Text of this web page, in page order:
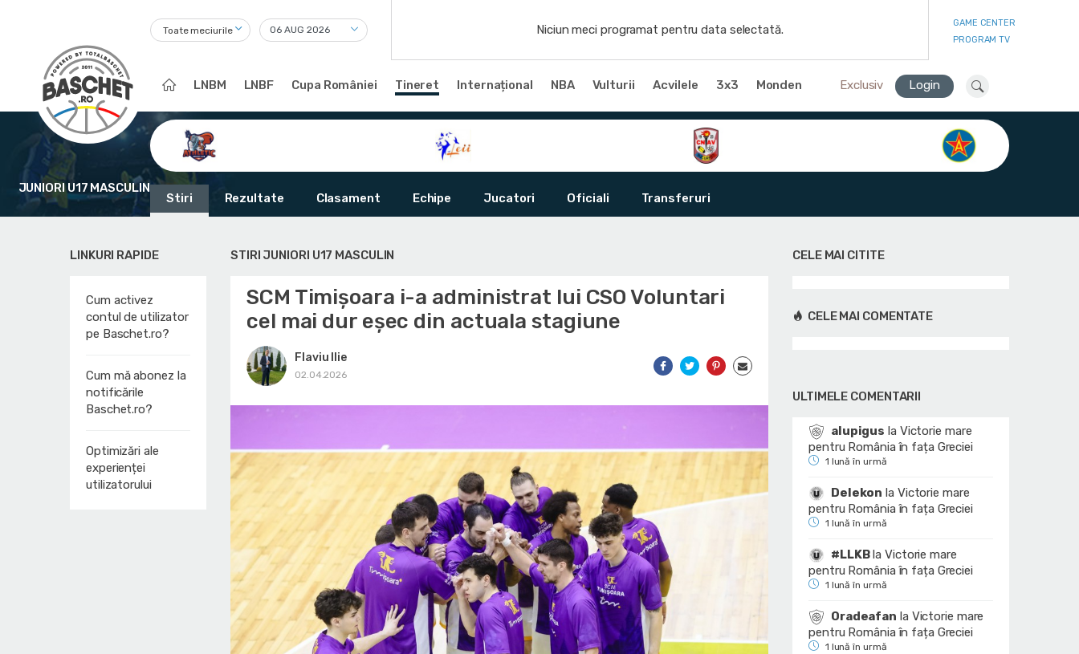
Toate meciurile Niciun meci programat pentru data selectată.
GAME CENTER
PROGRAM TV
LNBM LNBF Cupa României Tineret Internațional NBA Vulturii Acvilele 3x3 Monden Exclusiv Login
JUNIORI U17 MASCULIN
Stiri Rezultate Clasament Echipe Jucatori Oficiali Transferuri
LINKURI RAPIDE
Cum activez
contul de utilizator
pe Baschet.ro?
Cum mă abonez la
notificările
Baschet.ro?
Optimizări ale
experienței
utilizatorului
STIRI JUNIORI U17 MASCULIN
SCM Timișoara i-a administrat lui CSO Voluntari
cel mai dur eșec din actuala stagiune
Flaviu Ilie
02.04.2026
CELE MAI CITITE
CELE MAI COMENTATE
ULTIMELE COMENTARII
alupigus la Victorie mare
pentru România în fața Greciei
1 lună în urmă
Delekon la Victorie mare
pentru România în fața Greciei
1 lună în urmă
#LLKBlaVictorie mare
pentru România în fața Greciei
1 lună în urmă
Oradeafan la Victorie mare
pentru România în fața Greciei
1 lună în urmă